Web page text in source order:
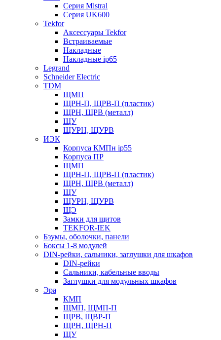
Серия Mistral
Серия UK600
Tekfor
Аксессуары Tekfor
Встраиваемые
Накладные
Накладные ip65
Legrand
Schneider Electric
TDM
ЩМП
ЩРН-П, ЩРВ-П (пластик)
ЩРН, ЩРВ (металл)
ЩУ
ЩУРН, ЩУРВ
ИЭК
Корпуса КМПн ip55
Корпуса ПР
ЩМП
ЩРН-П, ЩРВ-П (пластик)
ЩРН, ЩРВ (металл)
ЩУ
ЩУРН, ЩУРВ
ЩЭ
Замки для щитов
TEKFOR-IEK
Бзумы, оболочки, панели
Боксы 1-8 модулей
DIN-рейки, сальники, заглушки для шкафов
DIN-рейки
Сальники, кабельные вводы
Заглушки для модульных шкафов
Эра
КМП
ЩМП, ЩМП-П
ЩРВ, ЩВР-П
ЩРН, ЩРН-П
ЩУ